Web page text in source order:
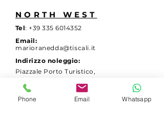
NORTH WEST
Tel: +39 335 6014352
Email:
marioranedda@tiscali.it
Indirizzo noleggio:
Piazzale Porto Turistico,
Porto Pozzo, 07028, SS.
Indirizzo rimessaggio:
Phone Email Whatsapp